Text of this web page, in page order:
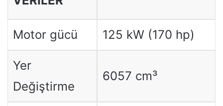
Motor gücü 125 kW (170 hp)
Yer
Değiştirme
6057 cm³